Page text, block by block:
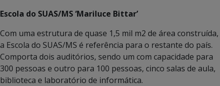
Escola do SUAS/MS ‘Mariluce Bittar’
Com uma estrutura de quase 1,5 mil m2 de área construída,
a Escola do SUAS/MS é referência para o restante do país.
Comporta dois auditórios, sendo um com capacidade para
300 pessoas e outro para 100 pessoas, cinco salas de aula,
biblioteca e laboratório de informática.